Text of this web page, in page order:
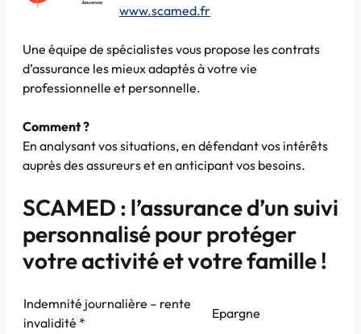
www.scamed.fr
Une équipe de spécialistes vous propose les contrats
d’assurance les mieux adaptés à votre vie
professionnelle et personnelle.
Comment ?
En analysant vos situations, en défendant vos intérêts
auprès des assureurs et en anticipant vos besoins.
SCAMED : l’assurance d’un suivi
personnalisé pour protéger
votre activité et votre famille !
Indemnité journalière – rente
invalidité *
Epargne